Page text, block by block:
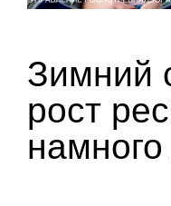
Зимний
рост